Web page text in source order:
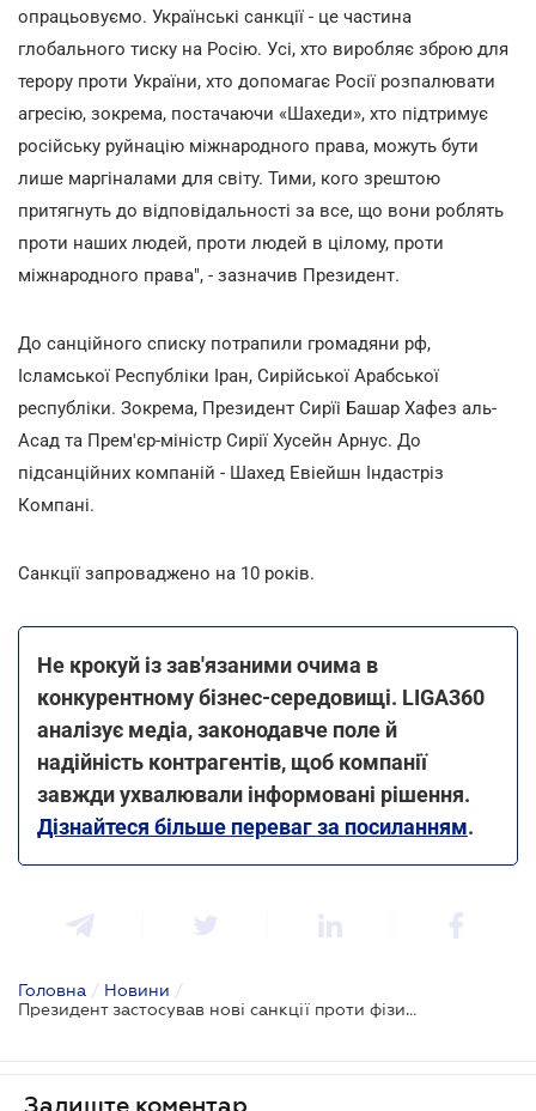
опрацьовуємо. Українські санкції - це частина
глобального тиску на Росію. Усі, хто виробляє зброю для
терору проти України, хто допомагає Росії розпалювати
агресію, зокрема, постачаючи «Шахеди», хто підтримує
російську руйнацію міжнародного права, можуть бути
лише маргіналами для світу. Тими, кого зрештою
притягнуть до відповідальності за все, що вони роблять
проти наших людей, проти людей в цілому, проти
міжнародного права", - зазначив Президент.
До санційного списку потрапили громадяни рф,
Ісламської Республіки Іран, Сирійської Арабської
республіки. Зокрема, Президент Сирїі Башар Хафез аль-
Асад та Прем'єр-міністр Сирії Хусейн Арнус. До
підсанційних компаній - Шахeд Евіейшн Індастріз
Компані.
Санкції запроваджено на 10 років.
Не крокуй із зав'язаними очима в
конкурентному бізнес-середовищі. LIGA360
аналізує медіа, законодавче поле й
надійність контрагентів, щоб компанії
завжди ухвалювали інформовані рішення.
Дізнайтеся більше переваг за посиланням.
Головна / Новини /
Президент застосував нові санкції проти фізичних та юридичних осіб
Залиште коментар